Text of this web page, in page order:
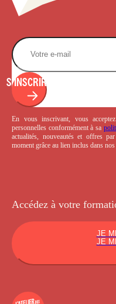
S'INSCRIRE
En vous inscrivant, vous
personnelles conformément à sa
actualités, nouveautés et offres
moment grâce au lien inclus dans
Accédez à votre
JE
JE